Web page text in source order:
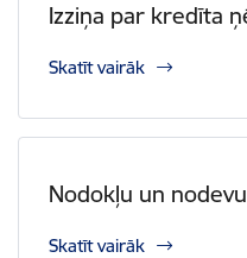
Izziņa par kredīta
Skatīt vairāk
Nodokļu un
Skatīt vairāk